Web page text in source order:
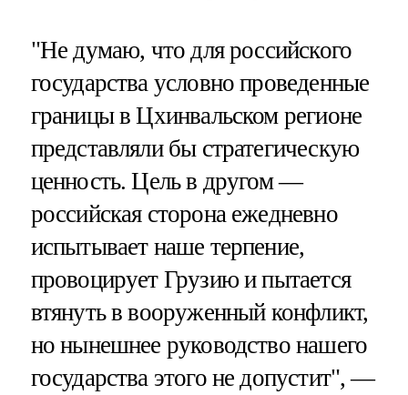
"Не думаю, что для российского
государства условно проведенные
границы в Цхинвальском регионе
представляли бы стратегическую
ценность. Цель в другом —
российская сторона ежедневно
испытывает наше терпение,
провоцирует Грузию и пытается
втянуть в вооруженный конфликт,
но нынешнее руководство нашего
государства этого не допустит", —